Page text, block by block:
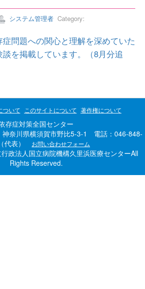
システム管理者 Category:
問題への関心と理解を深めていた
を掲載しています。（8月分追
ついて このサイトについて 著作権について
存症対策全国センター
奈川県横須賀市野比5-3-1 電話：046-848-
代表）
お問い合わせフォーム
政法人国立病院機構久里浜医療センターAll
Rights Reserved.